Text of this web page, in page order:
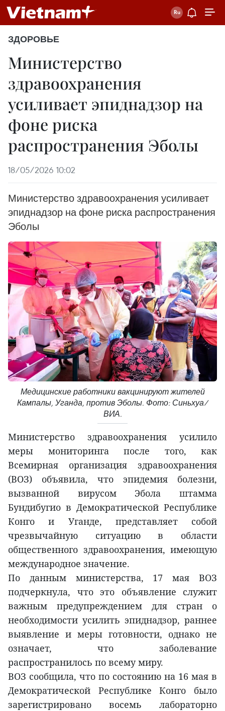
ЗДОРОВЬЕ
Министерство
здравоохранения
усиливает эпиднадзор на
фоне риска
распространения Эболы
18/05/2026 10:02
Министерство здравоохранения усиливает
эпиднадзор на фоне риска распространения
Эболы
Медицинские работники вакцинируют жителей
Кампалы, Уганда, против Эболы. Фото: Синьхуа/
ВИА.
Министерство здравоохранения усилило
меры мониторинга после того, как
Всемирная организация здравоохранения
(ВОЗ) объявила, что эпидемия болезни,
вызванной вирусом Эбола штамма
Бундибугио в Демократической Республике
Конго и Уганде, представляет собой
чрезвычайную ситуацию в области
общественного здравоохранения, имеющую
международное значение.
По данным министерства, 17 мая ВОЗ
подчеркнула, что это объявление служит
важным предупреждением для стран о
необходимости усилить эпиднадзор, раннее
выявление и меры готовности, однако не
означает, что заболевание
распространилось по всему миру.
ВОЗ сообщила, что по состоянию на 16 мая в
Демократической Республике Конго было
зарегистрировано восемь лабораторно